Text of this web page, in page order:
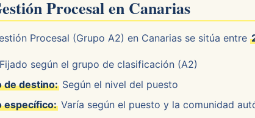
Procesal en Canarias
Procesal (Grupo A2) en Canarias se sitúa entre
Fijado según el grupo de clasificación (A2)
de destino: Según el nivel del puesto
específico: Varía según el puesto y la comunidad